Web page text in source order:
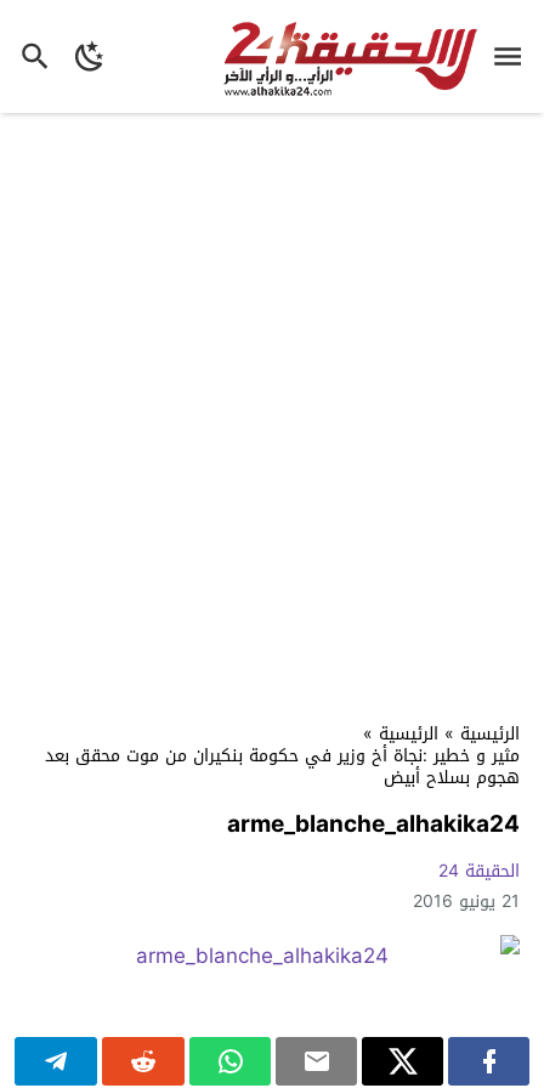
الرئيسية » الرئيسية »
مثير و خطير :نجاة أخ وزير في حكومة بنكيران من موت محقق بعد
هجوم بسلاح أبيض
arme_blanche_alhakika24
الحقيقة 24
21 يونيو 2016